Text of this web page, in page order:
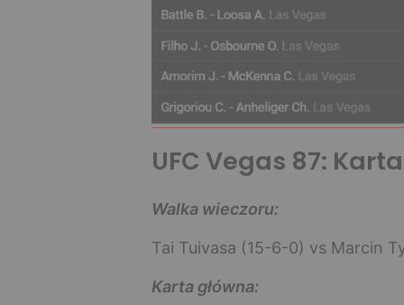
UFC Vegas 87:
Walka wieczoru:
Tai Tuivasa (15-6-0) vs Marcin
Karta główna: